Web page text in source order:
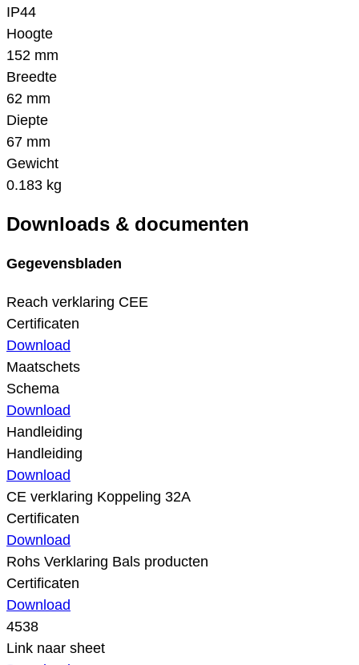
IP44
Hoogte
152 mm
Breedte
62 mm
Diepte
67 mm
Gewicht
0.183 kg
Downloads & documenten
Gegevensbladen
Reach verklaring CEE
Certificaten
Download
Maatschets
Schema
Download
Handleiding
Handleiding
Download
CE verklaring Koppeling 32A
Certificaten
Download
Rohs Verklaring Bals producten
Certificaten
Download
4538
Link naar sheet